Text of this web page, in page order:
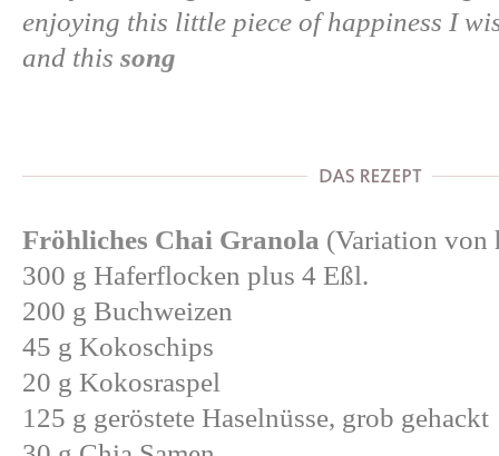
enjoying this little piece of happiness I
and this song
Fröhliches Chai Granola (Variation von
300 g Haferflocken plus 4 Eßl.
200 g Buchweizen
45 g Kokoschips
20 g Kokosraspel
125 g geröstete Haselnüsse, grob gehackt